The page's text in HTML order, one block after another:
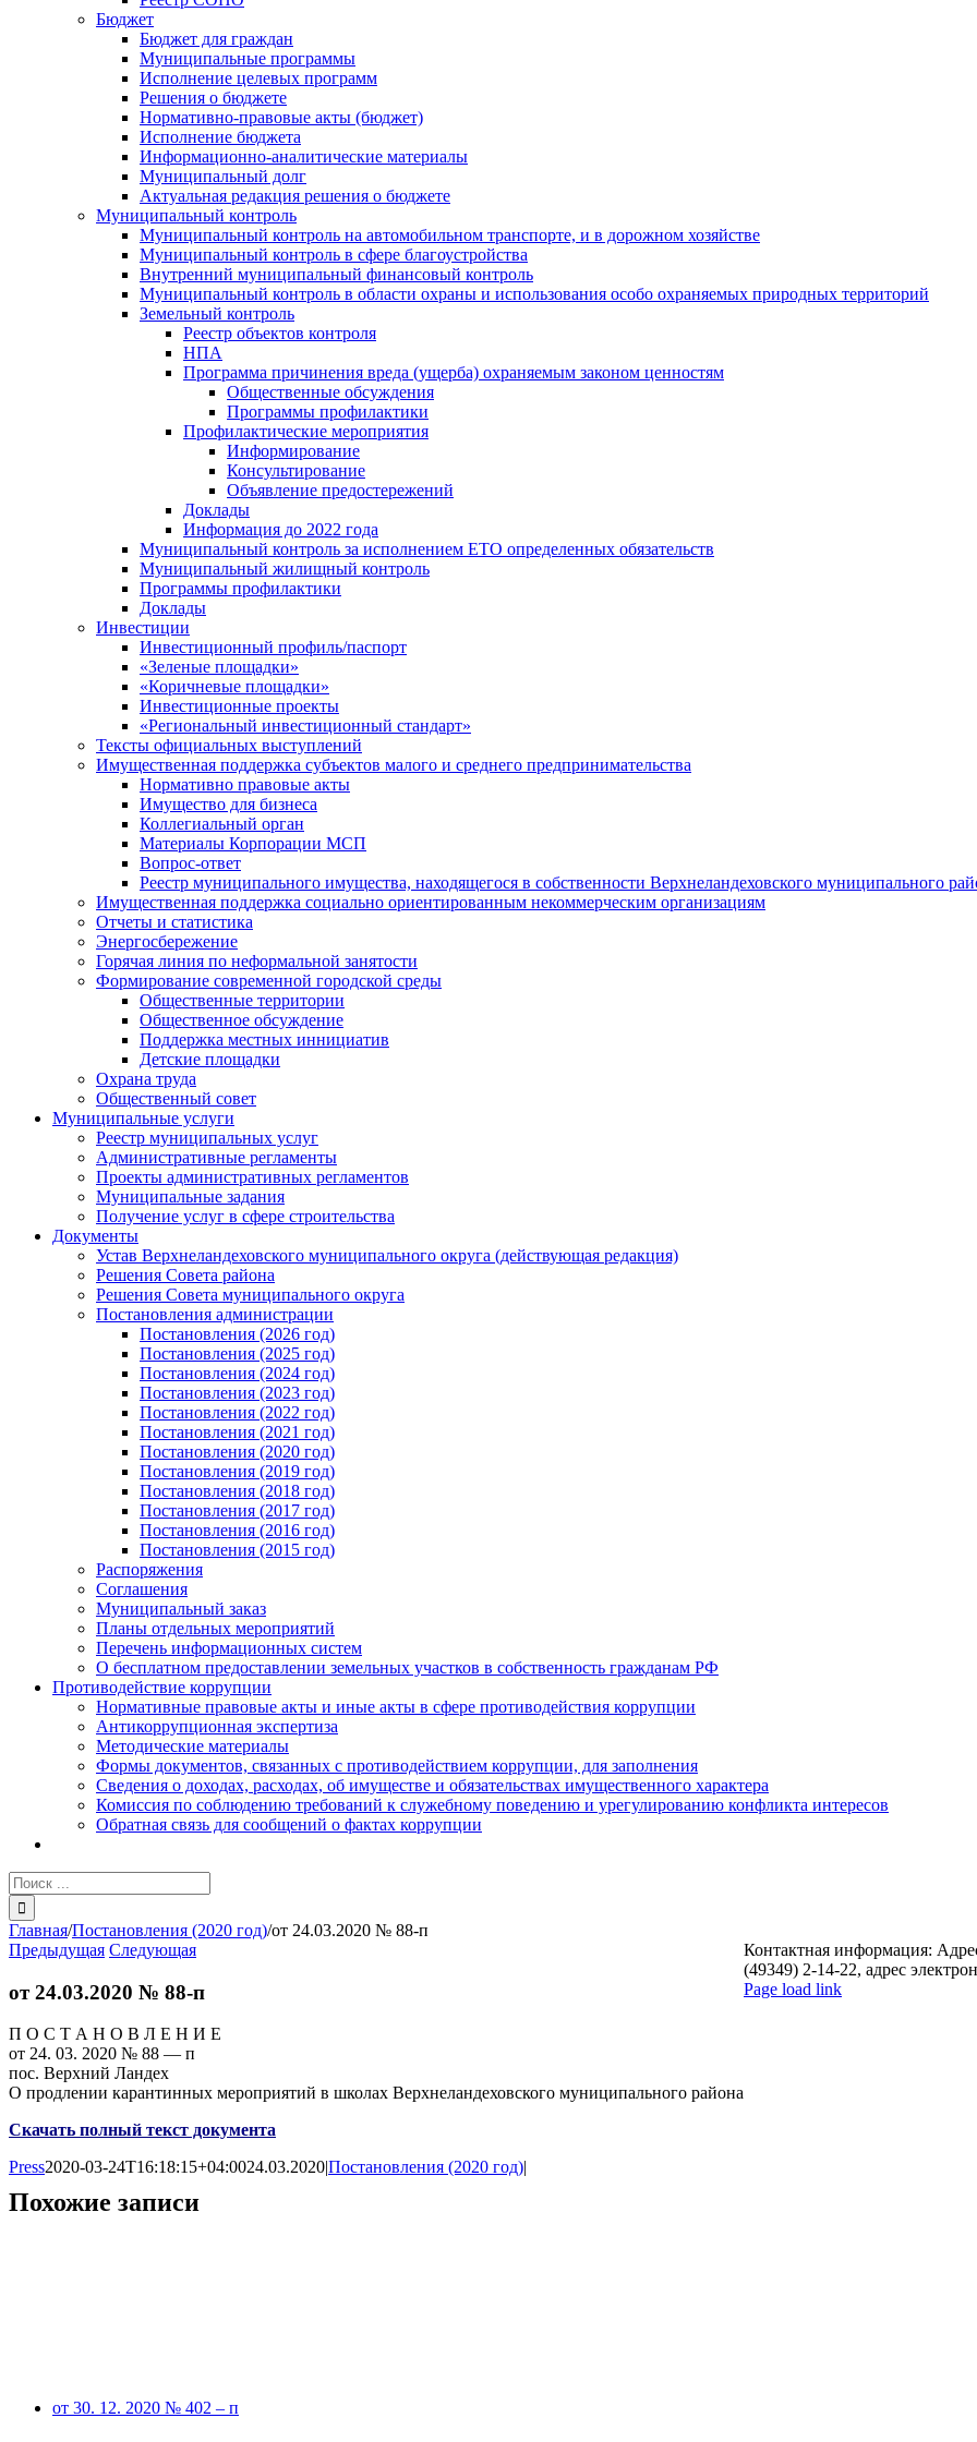
Бюджет
Бюджет для граждан
Муниципальные программы
Исполнение целевых программ
Решения о бюджете
Нормативно-правовые акты (бюджет)
Исполнение бюджета
Информационно-аналитические материалы
Муниципальный долг
Актуальная редакция решения о бюджете
Муниципальный контроль
Муниципальный контроль на автомобильном транспорте, и в дорожном хозяйстве
Муниципальный контроль в сфере благоустройства
Внутренний муниципальный финансовый контроль
Муниципальный контроль в области охраны и использования особо охраняемых природных территорий
Земельный контроль
Реестр объектов контроля
НПА
Программа причинения вреда (ущерба) охраняемым законом ценностям
Общественные обсуждения
Программы профилактики
Профилактические мероприятия
Информирование
Консультирование
Объявление предостережений
Доклады
Информация до 2022 года
Муниципальный контроль за исполнением ЕТО определенных обязательств
Муниципальный жилищный контроль
Программы профилактики
Доклады
Инвестиции
Инвестиционный профиль/паспорт
«Зеленые площадки»
«Коричневые площадки»
Инвестиционные проекты
«Региональный инвестиционный стандарт»
Тексты официальных выступлений
Имущественная поддержка субъектов малого и среднего предпринимательства
Нормативно правовые акты
Имущество для бизнеса
Коллегиальный орган
Материалы Корпорации МСП
Вопрос-ответ
Реестр муниципального имущества, находящегося в собственности Верхнеландеховского муниципального
Имущественная поддержка социально ориентированным некоммерческим организациям
Отчеты и статистика
Энергосбережение
Горячая линия по неформальной занятости
Формирование современной городской среды
Общественные территории
Общественное обсуждение
Поддержка местных иннициатив
Детские площадки
Охрана труда
Общественный совет
Муниципальные услуги
Реестр муниципальных услуг
Административные регламенты
Проекты административных регламентов
Муниципальные задания
Получение услуг в сфере строительства
Документы
Устав Верхнеландеховского муниципального округа (действующая редакция)
Решения Совета района
Решения Совета муниципального округа
Постановления администрации
Постановления (2026 год)
Постановления (2025 год)
Постановления (2024 год)
Постановления (2023 год)
Постановления (2022 год)
Постановления (2021 год)
Постановления (2020 год)
Постановления (2019 год)
Постановления (2018 год)
Постановления (2017 год)
Постановления (2016 год)
Постановления (2015 год)
Распоряжения
Соглашения
Муниципальный заказ
Планы отдельных мероприятий
Перечень информационных систем
О бесплатном предоставлении земельных участков в собственность гражданам РФ
Противодействие коррупции
Нормативные правовые акты и иные акты в сфере противодействия коррупции
Антикоррупционная экспертиза
Методические материалы
Формы документов, связанных с противодействием коррупции, для заполнения
Сведения о доходах, расходах, об имуществе и обязательствах имущественного характера
Комиссия по соблюдению требований к служебному поведению и урегулированию конфликта интересов
Обратная связь для сообщений о фактах коррупции
Результат
поиска:
Главная/Постановления (2020 год)/от 24.03.2020 № 88-п
Предыдущая Следующая
от 24.03.2020 № 88-п
П О С Т А Н О В Л Е Н И Е
от 24. 03. 2020 № 88 — п
пос. Верхний Ландех
О продлении карантинных мероприятий в школах Верхнеландеховского муниципального района
Скачать полный текст документа
Press2020-03-24T16:18:15+04:0024.03.2020|Постановления (2020 год)|
Похожие записи
от 30. 12. 2020 № 402 – п
Контактная информация:
(49349) 2-14-22, адрес
Page load link